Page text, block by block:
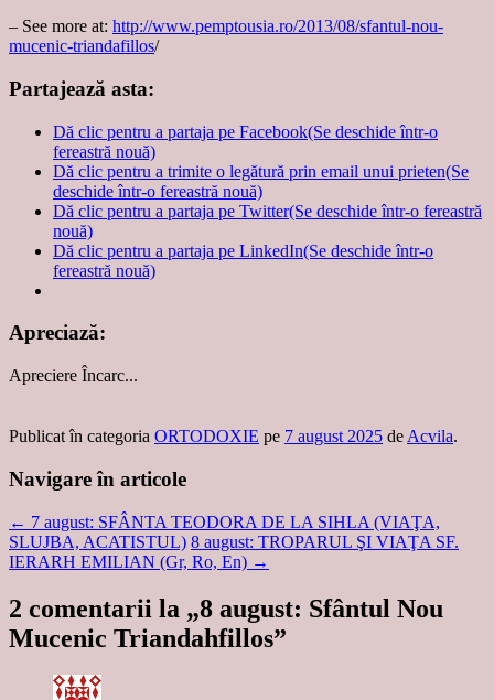
– See more at: http://www.pemptousia.ro/2013/08/sfantul-nou-
mucenic-triandafillos/
Partajează asta:
Dă clic pentru a partaja pe Facebook(Se deschide într-o
fereastră nouă)
Dă clic pentru a trimite o legătură prin email unui prieten(Se
deschide într-o fereastră nouă)
Dă clic pentru a partaja pe Twitter(Se deschide într-o fereastră
nouă)
Dă clic pentru a partaja pe LinkedIn(Se deschide într-o
fereastră nouă)
Apreciază:
Apreciere Încarc...
Publicat în categoria ORTODOXIE pe 7 august 2025 de Acvila.
Navigare în articole
← 7 august: SFÂNTA TEODORA DE LA SIHLA (VIAŢA,
SLUJBA, ACATISTUL) 8 august: TROPARUL ŞI VIAŢA SF.
IERARH EMILIAN (Gr, Ro, En) →
2 comentarii la „8 august: Sfântul Nou
Mucenic Triandahfillos”